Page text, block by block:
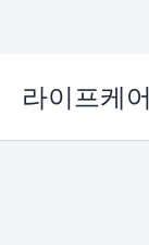
로
라이프케